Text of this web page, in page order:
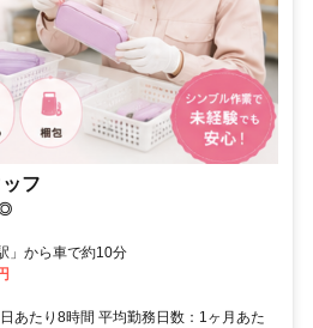
フ
◎
」から車で約10分
あたり8時間 平均勤務日数：1ヶ月あた